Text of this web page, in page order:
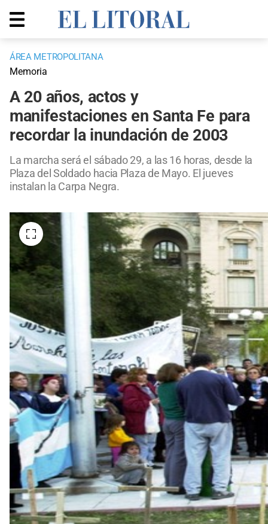
ÁREA METROPOLITANA
Memoria
A 20 años, actos y
manifestaciones en Santa Fe para
recordar la inundación de 2003
La marcha será el sábado 29, a las 16 horas, desde la
Plaza del Soldado hacia Plaza de Mayo. El jueves
instalan la Carpa Negra.